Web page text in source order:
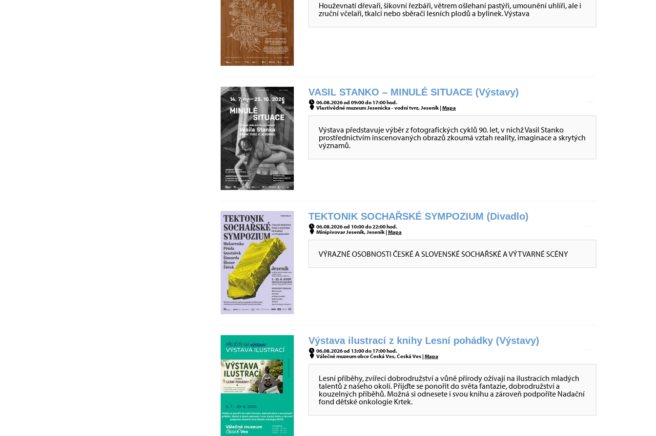
Houževnatí dřevaři, šikovní řezbáři, větrem ošlehaní pastýři, umounění uhlíři, ale i
zruční včelaři, tkalci nebo sběrači lesních plodů a bylinek. Výstava
VASIL STANKO – MINULÉ SITUACE (Výstavy)
06.08.2026 od 09:00 do 17:00 hod.
Vlastivědné muzeum Jesenicka - vodní tvrz, Jeseník |Mapa
Výstava představuje výběr z fotografických cyklů 90. let, v nichž Vasil Stanko
prostřednictvím inscenovaných obrazů zkoumá vztah reality, imaginace a skrytých
významů.
TEKTONIK SOCHAŘSKÉ SYMPOZIUM (Divadlo)
06.08.2026 od 10:00 do 22:00 hod.
Minipivovar Jeseník, Jeseník |Mapa
VÝRAZNÉ OSOBNOSTI ČESKÉ A SLOVENSKÉ SOCHAŘSKÉ A VÝTVARNÉ SCÉNY
Výstava ilustrací z knihy Lesní pohádky (Výstavy)
06.08.2026 od 13:00 do 17:00 hod.
Válečné muzeum obce Česká Ves, Česká Ves |Mapa
Lesní příběhy, zvířecí dobrodružství a vůně přírody ožívají na ilustracích mladých
talentů z našeho okolí. Přijďte se ponořit do světa fantazie, dobrodružství a
kouzelných příběhů. Možná si odnesete i svou knihu a zároveň podpoříte Nadační
fond dětské onkologie Krtek.